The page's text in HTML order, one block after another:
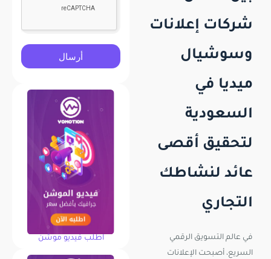
شركات إعلانات
وسوشيال
ميديا في
السعودية
لتحقيق أقصى
عائد لنشاطك
التجاري
في عالم التسويق الرقمي
السريع، أصبحت الإعلانات
أرسال
اطلب فيديو موشن